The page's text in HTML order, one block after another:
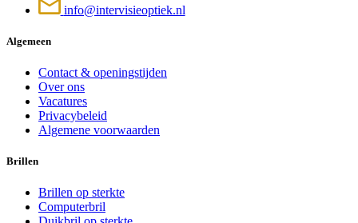
info@intervisieoptiek.nl
Algemeen
Contact & openingstijden
Over ons
Vacatures
Privacybeleid
Algemene voorwaarden
Brillen
Brillen op sterkte
Computerbril